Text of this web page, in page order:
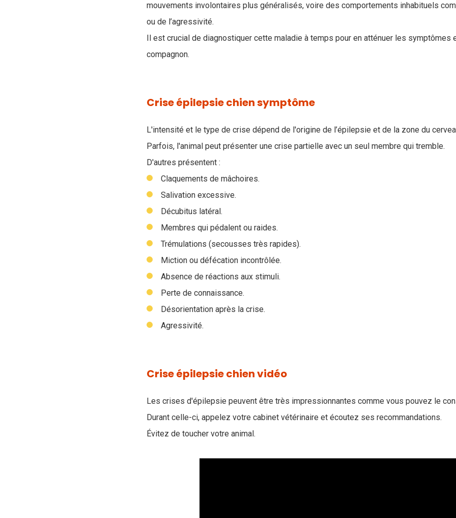
mouvements involontaires plus généralisés, voire des comportements inhabituels
ou de l’agressivité.
Il est crucial de diagnostiquer cette maladie à temps pour en atténuer les symptômes
compagnon.
Crise épilepsie chien symptôme
L'intensité et le type de crise dépend de l'origine de l’épilepsie et de la zone du
Parfois, l'animal peut présenter une crise partielle avec un seul membre qui tremble.
D'autres présentent :
Claquements de mâchoires.
Salivation excessive.
Décubitus latéral.
Membres qui pédalent ou raides.
Trémulations (secousses très rapides).
Miction ou défécation incontrôlée.
Absence de réactions aux stimuli.
Perte de connaissance.
Désorientation après la crise.
Agressivité.
Crise épilepsie chien vidéo
Les crises d'épilepsie peuvent être très impressionnantes comme vous pouvez le
Durant celle-ci, appelez votre cabinet vétérinaire et écoutez ses recommandations.
Évitez de toucher votre animal.